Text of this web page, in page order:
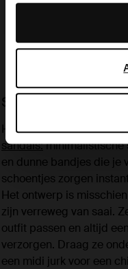
Daarnaast werken wij
en meetdoeleinden.
persoonsgegevens
Strappy sandals all-
Helemaal hot deze
sandals:minimalistische
en dunne bandjes die je
schoentjes zorgen
Het ontwerp is
zijn verreweg van saai.
outfit passen en altijd
verzorgen. Draag ze
een midi jurk voor een
English